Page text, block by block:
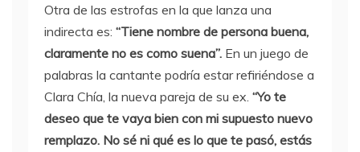
Otra de las estrofas en la que lanza una
indirecta es: “Tiene nombre de persona buena,
claramente no es como suena”. En un juego de
palabras la cantante podría estar refiriéndose a
Clara Chía, la nueva pareja de su ex. “Yo te
deseo que te vaya bien con mi supuesto nuevo
remplazo. No sé ni qué es lo que te pasó, estás